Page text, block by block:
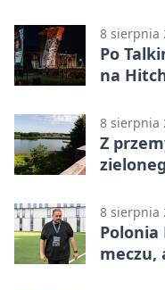
8 sierpnia
Po
na
8 sierpnia
Z
8 sierpnia
Polonia
meczu,